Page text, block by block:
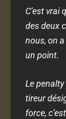
C’est vrai
des deux
nous, on
un point.
Le
tireur
force,